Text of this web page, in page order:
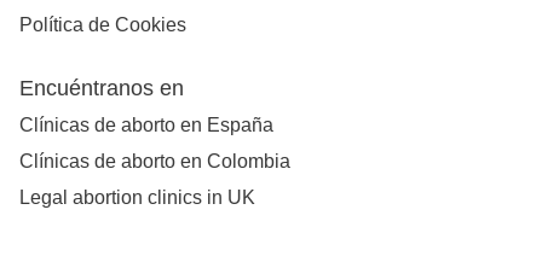
Política de Cookies
Encuéntranos en
Clínicas de aborto en España
Clínicas de aborto en Colombia
Legal abortion clinics in UK